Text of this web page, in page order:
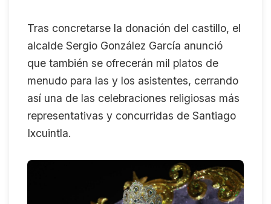
Tras concretarse la donación del castillo, el
alcalde Sergio González García anunció
que también se ofrecerán mil platos de
menudo para las y los asistentes, cerrando
así una de las celebraciones religiosas más
representativas y concurridas de Santiago
Ixcuintla.